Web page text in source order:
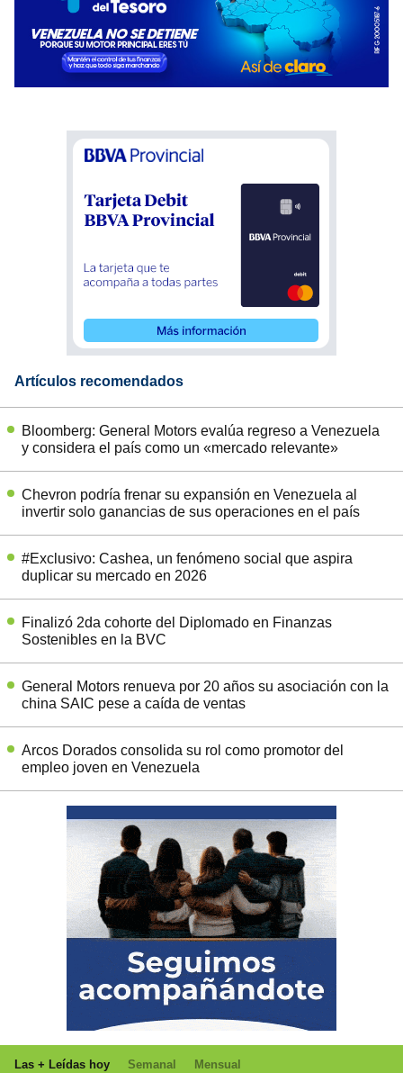
Artículos recomendados
Bloomberg: General Motors evalúa regreso a Venezuela
y considera el país como un «mercado relevante»
Chevron podría frenar su expansión en Venezuela al
invertir solo ganancias de sus operaciones en el país
#Exclusivo: Cashea, un fenómeno social que aspira
duplicar su mercado en 2026
Finalizó 2da cohorte del Diplomado en Finanzas
Sostenibles en la BVC
General Motors renueva por 20 años su asociación con la
china SAIC pese a caída de ventas
Arcos Dorados consolida su rol como promotor del
empleo joven en Venezuela
Las + Leídas hoy Semanal Mensual